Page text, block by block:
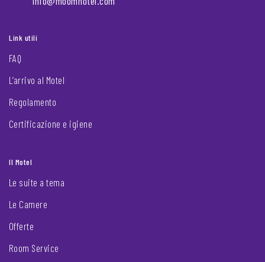
Link utili
FAQ
L’arrivo al Motel
Regolamento
Certificazione e igiene
Il Motel
Le suite a tema
Le Camere
Offerte
Room Service